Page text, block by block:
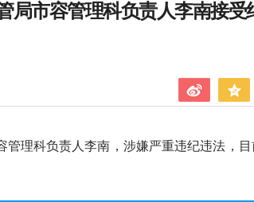
局市容管理科负责人李南接受
管理科负责人李南，涉嫌严重违纪违法，目